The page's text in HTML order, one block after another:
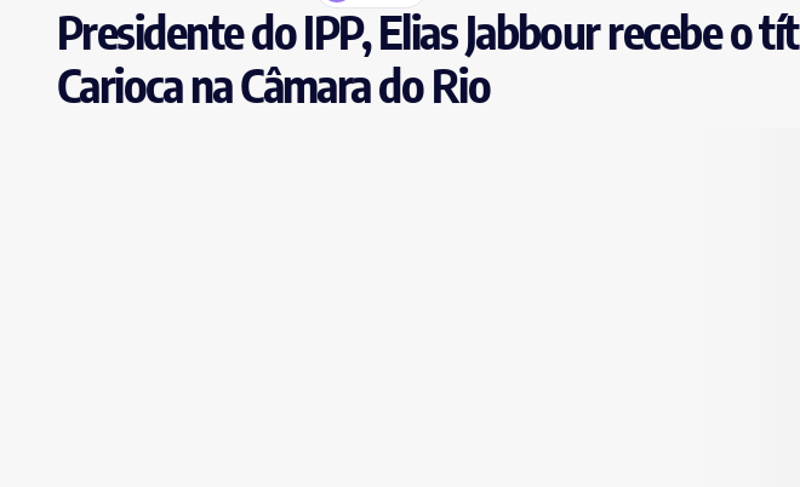
Presidente do IPP, Elias Jabbour recebe o
Carioca na Câmara do Rio